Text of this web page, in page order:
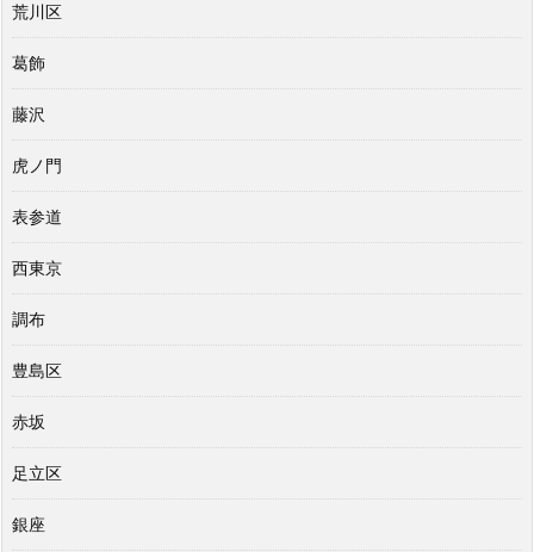
荒川区
葛飾
藤沢
虎ノ門
表参道
西東京
調布
豊島区
赤坂
足立区
銀座